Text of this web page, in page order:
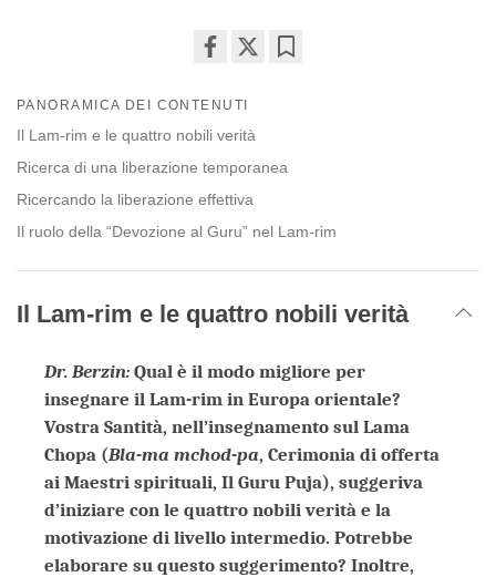
on
facebook
PANORAMICA DEI CONTENUTI
Il Lam-rim e le quattro nobili verità
Ricerca di una liberazione temporanea
Ricercando la liberazione effettiva
Il ruolo della “Devozione al Guru” nel Lam-rim
Il Lam-rim e le quattro nobili verità
Dr. Berzin: Qual è il modo migliore per
insegnare il Lam-rim in Europa orientale?
Vostra Santità, nell’insegnamento sul Lama
Chopa (Bla-ma mchod-pa, Cerimonia di offerta
ai Maestri spirituali, Il Guru Puja), suggeriva
d’iniziare con le quattro nobili verità e la
motivazione di livello intermedio. Potrebbe
elaborare su questo suggerimento? Inoltre,